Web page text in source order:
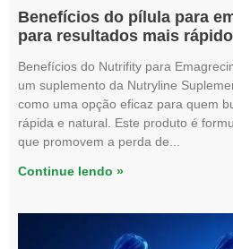
Benefícios do pílula para
para resultados mais
Benefícios do Nutrifity para
um suplemento da Nutryline
como uma opção eficaz para quem
rápida e natural. Este produto é
que promovem a perda de
Continue lendo »